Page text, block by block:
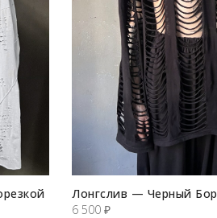
Лонгслив — Черный
6 500₽